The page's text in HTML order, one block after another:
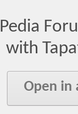
with
Open in